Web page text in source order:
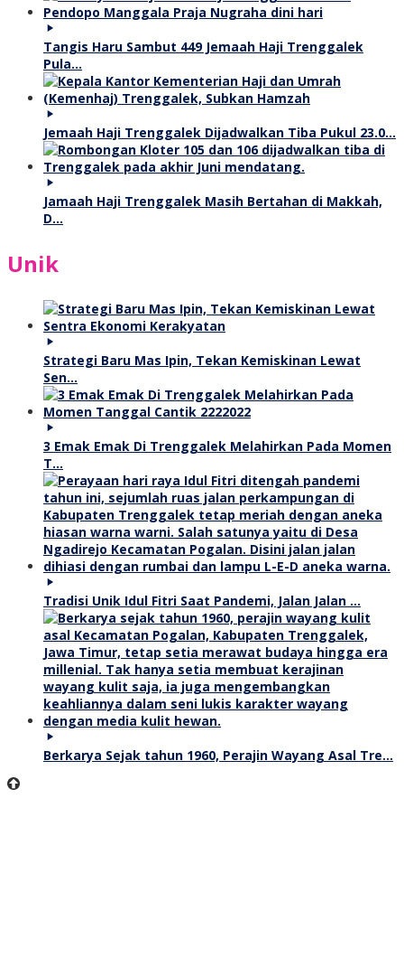
Tangis Haru Sambut 449 Jemaah Haji Trenggalek
Pula…
Jemaah Haji Trenggalek Dijadwalkan Tiba Pukul 23.0…
Jamaah Haji Trenggalek Masih Bertahan di Makkah,
D…
Unik
Strategi Baru Mas Ipin, Tekan Kemiskinan Lewat
Sen…
3 Emak Emak Di Trenggalek Melahirkan Pada Momen
T…
Tradisi Unik Idul Fitri Saat Pandemi, Jalan Jalan …
Berkarya Sejak tahun 1960, Perajin Wayang Asal Tre…